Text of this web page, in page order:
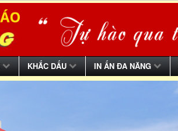
KHẮC DẤU IN ẤN ĐA NĂNG